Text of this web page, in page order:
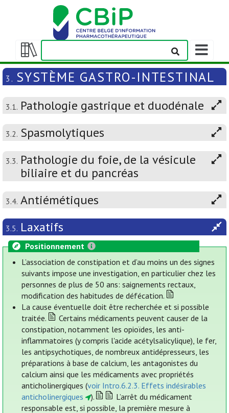
Afficher/masquer
la
table
matières
Afficher/
la
barre
de
navigation
3. SYSTÈME GASTRO-INTESTINAL
3.1. Pathologie gastrique et duodénale
3.2. Spasmolytiques
3.3. Pathologie du foie, de la vésicule
biliaire et du pancréas
3.4. Antiémétiques
3.5. Laxatifs
Positionnement
L’association de constipation et d’au moins un des signes
suivants impose une investigation, en particulier chez les
personnes de plus de 50 ans: saignements rectaux,
modification des habitudes de défécation.
La cause éventuelle doit être recherchée et si possible
traitée.
Certains médicaments peuvent causer de la
constipation, notamment les opioïdes, les anti-
inflammatoires (y compris l'acide acétylsalicylique), le fer,
les antipsychotiques, de nombreux antidépresseurs, les
préparations à base de calcium, les antagonistes du
calcium ainsi que les médicaments avec propriétés
anticholinergiques (voir Intro.6.2.3. Effets indésirables
anticholinergiques
).
L’arrêt du médicament
responsable est, si possible, la première mesure à